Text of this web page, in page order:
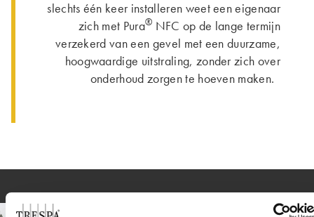
slechts één keer installeren weet een eigenaar
zich met Pura® NFC op de lange termijn
verzekerd van een gevel met een duurzame,
hoogwaardige uitstraling, zonder zich over
onderhoud zorgen te hoeven maken.